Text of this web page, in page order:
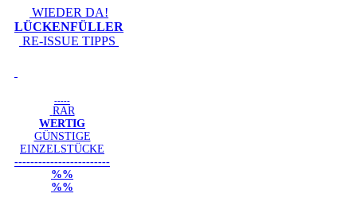
WIEDER DA!
LÜCKENFÜLLER
RE-ISSUE TIPPS
-----
RAR
WERTIG
GÜNSTIGE
EINZELSTÜCKE
------------------------
%%
%%